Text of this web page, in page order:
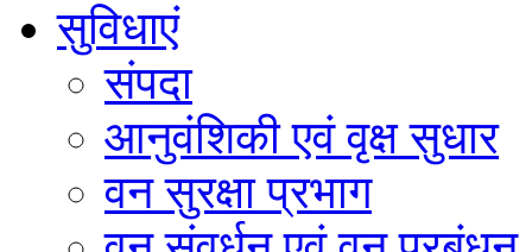
सुविधाएं
संपदा
आनुवंशिकी एवं वृक्ष सुधार
वन सुरक्षा प्रभाग